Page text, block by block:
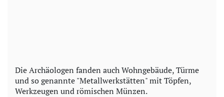
Die Archäologen fanden auch Wohngebäude, Türme
und so genannte "Metallwerkstätten" mit Töpfen,
Werkzeugen und römischen Münzen.